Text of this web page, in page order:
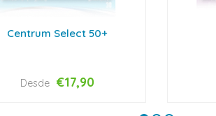
Centrum Select 50+
VER OPÇÕES
Desde €17,90